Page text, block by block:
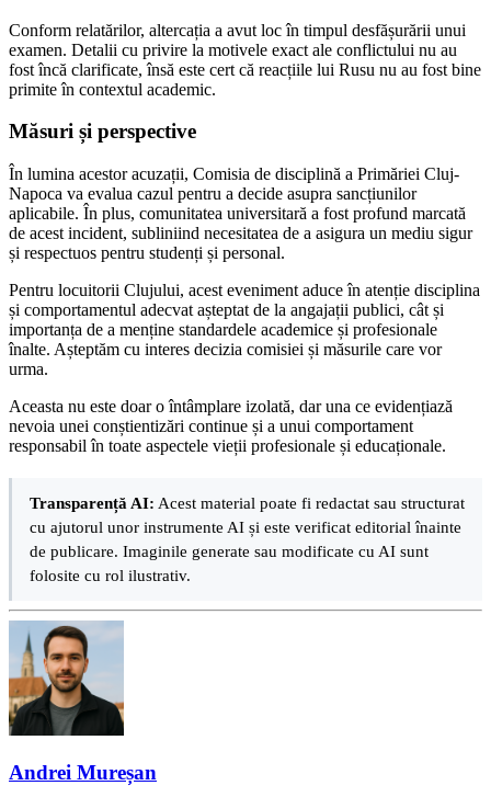
Conform relatărilor, altercația a avut loc în timpul desfășurării unui
examen. Detalii cu privire la motivele exact ale conflictului nu au
fost încă clarificate, însă este cert că reacțiile lui Rusu nu au fost bine
primite în contextul academic.
Măsuri și perspective
În lumina acestor acuzații, Comisia de disciplină a Primăriei Cluj-
Napoca va evalua cazul pentru a decide asupra sancțiunilor
aplicabile. În plus, comunitatea universitară a fost profund marcată
de acest incident, subliniind necesitatea de a asigura un mediu sigur
și respectuos pentru studenți și personal.
Pentru locuitorii Clujului, acest eveniment aduce în atenție disciplina
și comportamentul adecvat așteptat de la angajații publici, cât și
importanța de a menține standardele academice și profesionale
înalte. Așteptăm cu interes decizia comisiei și măsurile care vor
urma.
Aceasta nu este doar o întâmplare izolată, dar una ce evidențiază
nevoia unei conștientizări continue și a unui comportament
responsabil în toate aspectele vieții profesionale și educaționale.
Transparență AI: Acest material poate fi redactat sau structurat
cu ajutorul unor instrumente AI și este verificat editorial înainte
de publicare. Imaginile generate sau modificate cu AI sunt
folosite cu rol ilustrativ.
Andrei Mureșan